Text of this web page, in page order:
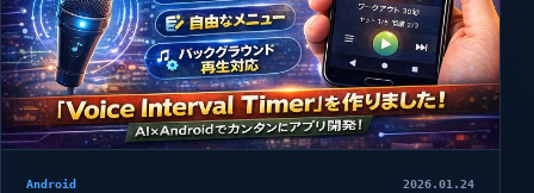
Android 2026.01.24